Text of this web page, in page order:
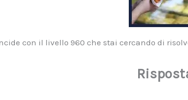
con il livello 960 che stai cercando di